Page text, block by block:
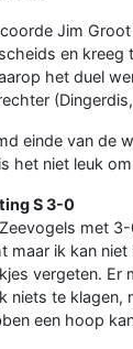
Jim
en kreeg
het duel
einde van de
het niet leuk
S 3-0
met
maar ik kan
vergeten. Er
niets te
een hoop